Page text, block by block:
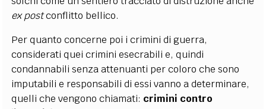
ex postconflitto bellico.
Per quanto concerne poi i crimini di guerra,
considerati quei crimini esecrabili e, quindi
condannabili senza attenuanti per coloro che sono
imputabili e responsabili di essi vanno a determinare,
quelli che vengono chiamati: crimini contro